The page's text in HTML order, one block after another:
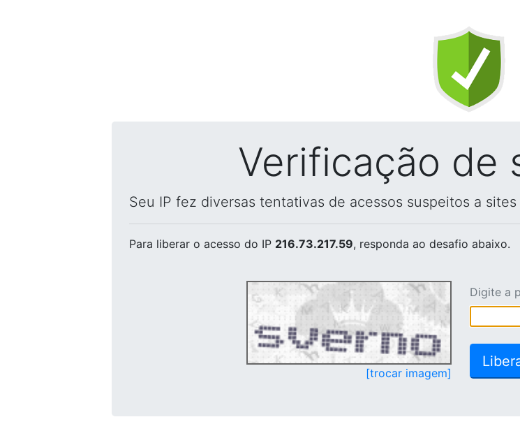
Verificação de
Seu IP fez diversas tentativas de acessos suspeitos a
Para liberar o acesso do IP 216.73.217.59, responda ao desafio abaixo.
[trocar imagem]
Digite a